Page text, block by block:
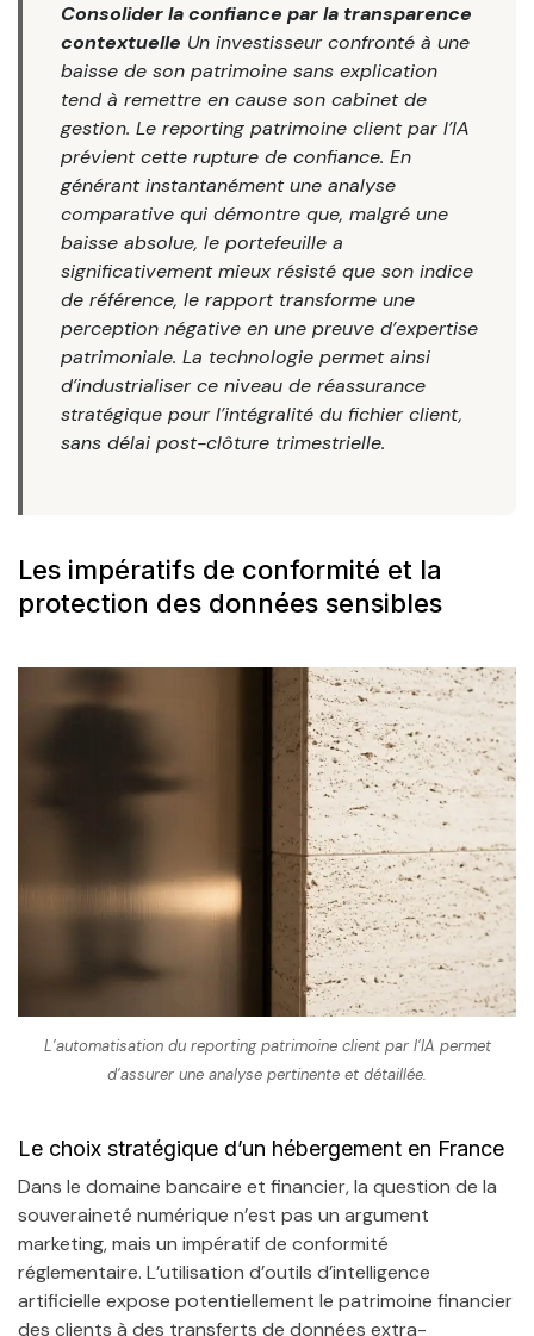
Consolider la confiance par la transparence
contextuelle Un investisseur confronté à une
baisse de son patrimoine sans explication
tend à remettre en cause son cabinet de
gestion. Le reporting patrimoine client par l’IA
prévient cette rupture de confiance. En
générant instantanément une analyse
comparative qui démontre que, malgré une
baisse absolue, le portefeuille a
significativement mieux résisté que son indice
de référence, le rapport transforme une
perception négative en une preuve d’expertise
patrimoniale. La technologie permet ainsi
d’industrialiser ce niveau de réassurance
stratégique pour l’intégralité du fichier client,
sans délai post-clôture trimestrielle.
Les impératifs de conformité et la
protection des données sensibles
L’automatisation du reporting patrimoine client par l’IA permet
d’assurer une analyse pertinente et détaillée.
Le choix stratégique d’un hébergement en France
Dans le domaine bancaire et financier, la question de la
souveraineté numérique n’est pas un argument
marketing, mais un impératif de conformité
réglementaire. L’utilisation d’outils d’intelligence
artificielle expose potentiellement le patrimoine financier
des clients à des transferts de données extra-